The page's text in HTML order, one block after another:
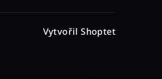
Vytvořil Shoptet